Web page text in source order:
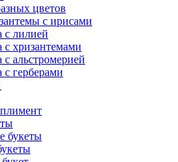
цветов
с ирисами
с лилией
с хризантемами
с альстромерией
с герберами
букеты